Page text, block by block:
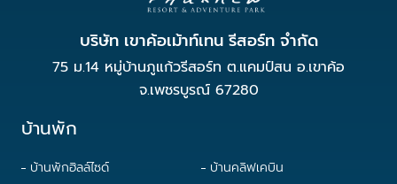
บริษัท เขาค้อเม้าท์เทน รีสอร์ท จำกัด
75 ม.14 หมู่บ้านภูแก้วรีสอร์ท ต.แคมป์สน อ.เขาค้อ
จ.เพชรบูรณ์ 67280
บ้านพัก
บ้านพักฮิลล์ไซด์
บ้านคลิฟเคบิน